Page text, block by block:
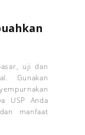
uji dan
Gunakan
USP Anda
manfaat